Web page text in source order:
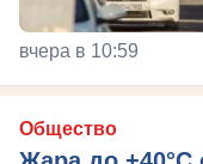
вчера в 10:59
Общество